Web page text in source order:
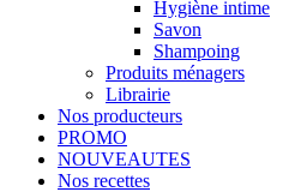
Hygiène intime
Savon
Shampoing
Produits ménagers
Librairie
Nos producteurs
PROMO
NOUVEAUTES
Nos recettes